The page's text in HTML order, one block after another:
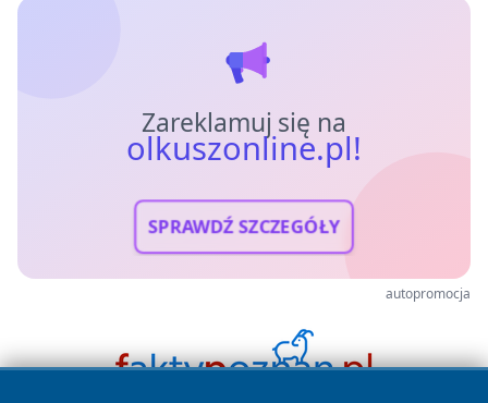
Zareklamuj się na
olkuszonline.pl!
SPRAWDŹ SZCZEGÓŁY
autopromocja